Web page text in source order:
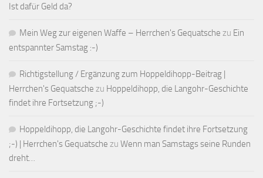
Ist dafür Geld da?
Mein Weg zur eigenen Waffe – Herrchen's Gequatsche zu Ein
entspannter Samstag :-)
Richtigstellung / Ergänzung zum Hoppeldihopp-Beitrag |
Herrchen's Gequatsche zu Hoppeldihopp, die Langohr-Geschichte
findet ihre Fortsetzung ;-)
Hoppeldihopp, die Langohr-Geschichte findet ihre Fortsetzung
;-) | Herrchen's Gequatsche zu Wenn man Samstags seine Runden
dreht…